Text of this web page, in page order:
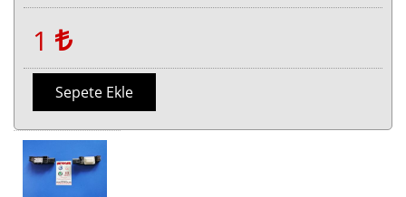
1
Sepete Ekle